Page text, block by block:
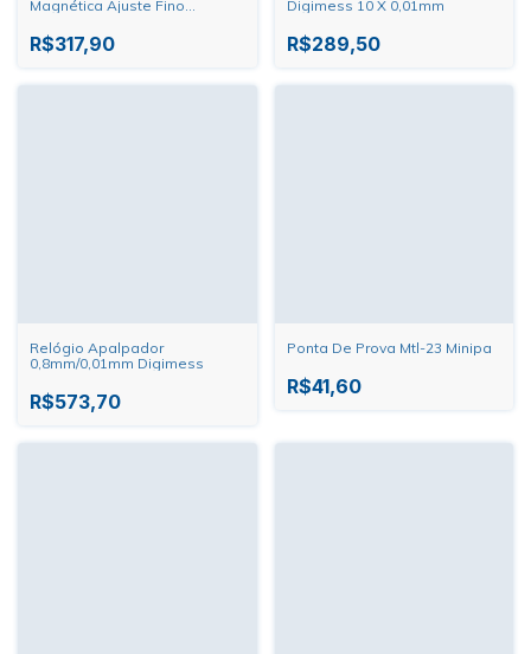
Magnética Ajuste Fino
R$317,90
Digimess 10 X 0,01mm
R$289,50
Relógio Apalpador
0,8mm/0,01mm Digimess
R$573,70
Ponta De Prova Mtl-23 Minipa
R$41,60